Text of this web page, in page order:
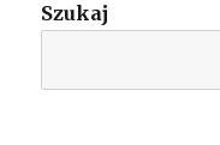
Szukaj